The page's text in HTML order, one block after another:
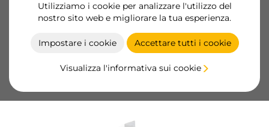
Utilizziamo i cookie per analizzare l'utilizzo del
nostro sito web e migliorare la tua esperienza.
Impostare i cookie Accettare tutti i cookie
Visualizza l'informativa sui cookie
Diventa cliente
Scheda prodotto